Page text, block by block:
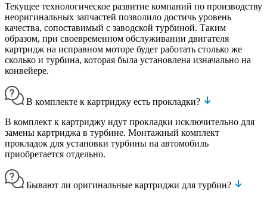
Текущее технологическое развитие компаний по производству
неоригинальных запчастей позволило достичь уровень
качества, сопоставимый с заводской турбиной. Таким
образом, при своевременном обслуживании двигателя
картридж на исправном моторе будет работать столько же
сколько и турбина, которая была установлена изначально на
конвейере.
В комплекте к картриджу есть прокладки?
В комплект к картриджу идут прокладки исключительно для
замены картриджа в турбине. Монтажный комплект
прокладок для установки турбины на автомобиль
приобретается отдельно.
Бывают ли оригинальные картриджи для турбин?